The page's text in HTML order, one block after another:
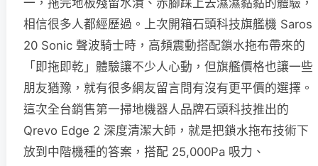
相信很多人都經歷過。上次開箱石頭科技旗艦機 Saros
20 Sonic 聲波騎士時，高頻震動搭配鎖水拖布帶來的
「即拖即乾」體驗讓不少人心動，但旗艦價格也讓一些
朋友猶豫，就有很多網友留言問有沒有更平價的選擇。
這次全台銷售第一掃地機器人品牌石頭科技推出的
Qrevo Edge 2 深度清潔大師，就是把鎖水拖布技術下
放到中階機種的答案，搭配 25,000Pa 吸力、